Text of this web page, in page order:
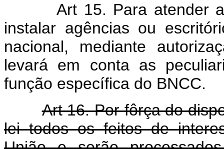
Art 15. Para atender
instalar agências ou
nacional, mediante
levará em conta as
função específica do BNCC.
Art 16. Por fôrça do
lei todos os feitos de